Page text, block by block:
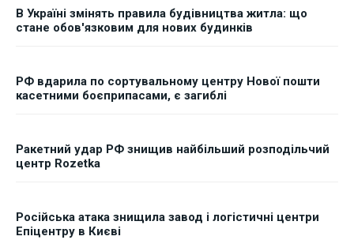
В Україні змінять правила будівництва житла: що
стане обов'язковим для нових будинків
РФ вдарила по сортувальному центру Нової пошти
касетними боєприпасами, є загиблі
Ракетний удар РФ знищив найбільший розподільчий
центр Rozetka
Російська атака знищила завод і логістичні центри
Епіцентру в Києві